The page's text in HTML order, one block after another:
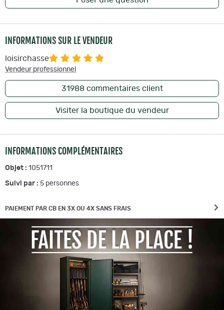
INFORMATIONS SUR LE VENDEUR
loisirchasse
Vendeur professionnel
31988commentaires client
Visiter la boutique du vendeur
INFORMATIONS COMPLÉMENTAIRES
Objet : 1051711
Suivi par : 5 personnes
PAIEMENT PAR CB EN 3X OU 4X SANS FRAIS